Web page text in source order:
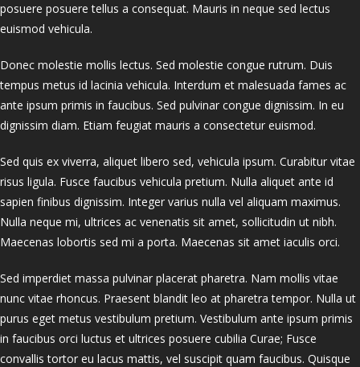
posuere posuere tellus a consequat. Mauris in neque sed lectus
euismod vehicula.
Donec molestie mollis lectus. Sed molestie congue rutrum. Duis
tempus metus id lacinia vehicula. Interdum et malesuada fames ac
ante ipsum primis in faucibus. Sed pulvinar congue dignissim. In eu
dignissim diam. Etiam feugiat mauris a consectetur euismod.
Sed quis ex viverra, aliquet libero sed, vehicula ipsum. Curabitur vitae
risus ligula. Fusce faucibus vehicula pretium. Nulla aliquet ante id
sapien finibus dignissim. Integer varius nulla vel aliquam maximus.
Nulla neque mi, ultrices ac venenatis sit amet, sollicitudin ut nibh.
Maecenas lobortis sed mi a porta. Maecenas sit amet iaculis orci.
Sed imperdiet massa pulvinar placerat pharetra. Nam mollis vitae
nunc vitae rhoncus. Praesent blandit leo at pharetra tempor. Nulla ut
purus eget metus vestibulum pretium. Vestibulum ante ipsum primis
in faucibus orci luctus et ultrices posuere cubilia Curae; Fusce
convallis tortor eu lacus mattis, vel suscipit quam faucibus. Quisque